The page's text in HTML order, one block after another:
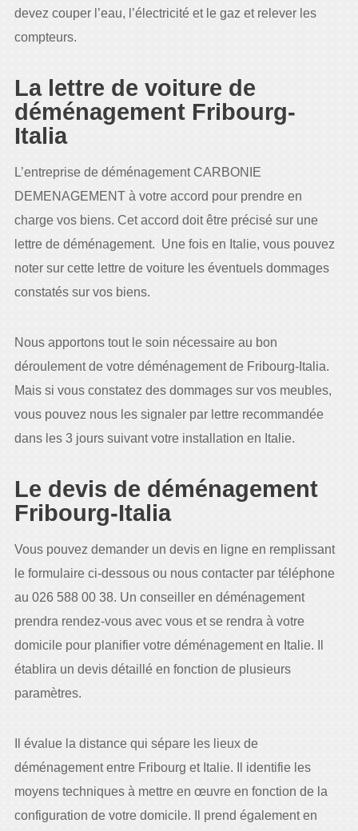
devez couper l’eau, l’électricité et le gaz et relever les
compteurs.
La lettre de voiture de
déménagement Fribourg-
Italia
L’entreprise de déménagement CARBONIE
DEMENAGEMENT à votre accord pour prendre en
charge vos biens. Cet accord doit être précisé sur une
lettre de déménagement. Une fois en Italie, vous pouvez
noter sur cette lettre de voiture les éventuels dommages
constatés sur vos biens.
Nous apportons tout le soin nécessaire au bon
déroulement de votre déménagement de Fribourg-Italia.
Mais si vous constatez des dommages sur vos meubles,
vous pouvez nous les signaler par lettre recommandée
dans les 3 jours suivant votre installation en Italie.
Le devis de déménagement
Fribourg-Italia
Vous pouvez demander un devis en ligne en remplissant
le formulaire ci-dessous ou nous contacter par téléphone
au 026 588 00 38. Un conseiller en déménagement
prendra rendez-vous avec vous et se rendra à votre
domicile pour planifier votre déménagement en Italie. Il
établira un devis détaillé en fonction de plusieurs
paramètres.
Il évalue la distance qui sépare les lieux de
déménagement entre Fribourg et Italie. Il identifie les
moyens techniques à mettre en œuvre en fonction de la
configuration de votre domicile. Il prend également en